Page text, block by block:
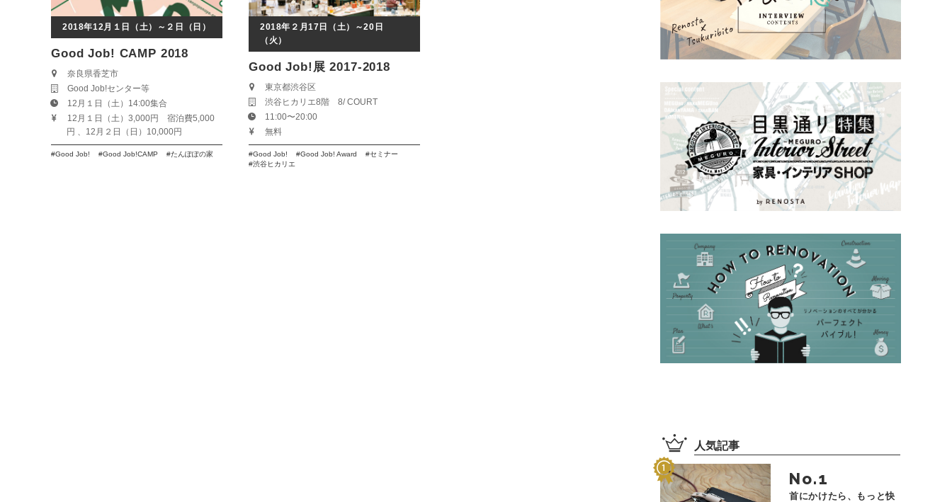
2018年12月１日（土）～２日（日）
Good Job! CAMP 2018
奈良県香芝市
Good Job!センター等
12月１日（土）14:00集合
12月１日（土）3,000円 宿泊費5,000
円 、12月２日（日）10,000円
Good Job! Good Job!CAMP たんぽぽの家
2018年２月17日（土）～20日
（火）
Good Job!展 2017-2018
東京都渋谷区
渋谷ヒカリエ8階 8/ COURT
11:00〜20:00
無料
Good Job! Good Job! Award
セミナー
渋谷ヒカリエ
人気記事
No.
首にかけたら、もっと快